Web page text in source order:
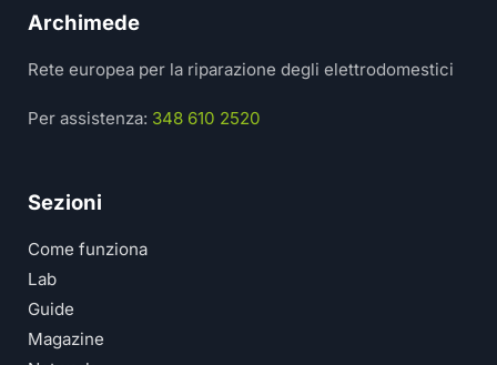
Archimede
Rete europea per la riparazione degli elettrodomestici
Per assistenza: 348 610 2520
Sezioni
Come funziona
Lab
Guide
Magazine